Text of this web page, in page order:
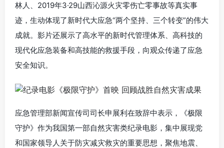
林人、2019年3·29山西沁源火灾零伤亡零事故等真实事
迹，生动体现了新时代大应急“两个坚持、三个转变”的伟大
成就。影片还展示了高水平的新时代管理体系、高科技的
现代化应急装备和高技能的救援手段，向观众传递了应急
安全知识。
应急管理部新闻宣传司司长申展利在致辞中表示，《极限
守护》作为我国第一部自然灾害类纪录电影，集中展现党
和国家领导人关于防灾减灾救灾的重要思想，聚焦地震、